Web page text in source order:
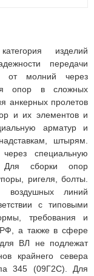
изделий
передачи
от молний через
опор в сложных
анкерных пролетов
и их элементов и
арматур и
штырям.
специальную
Для сборки опор
ригеля, болты.
воздушных линий
с типовыми
требования и
РФ, а также в сфере
для ВЛ не подлежат
крайнего севера
345 (09Г2С). Для